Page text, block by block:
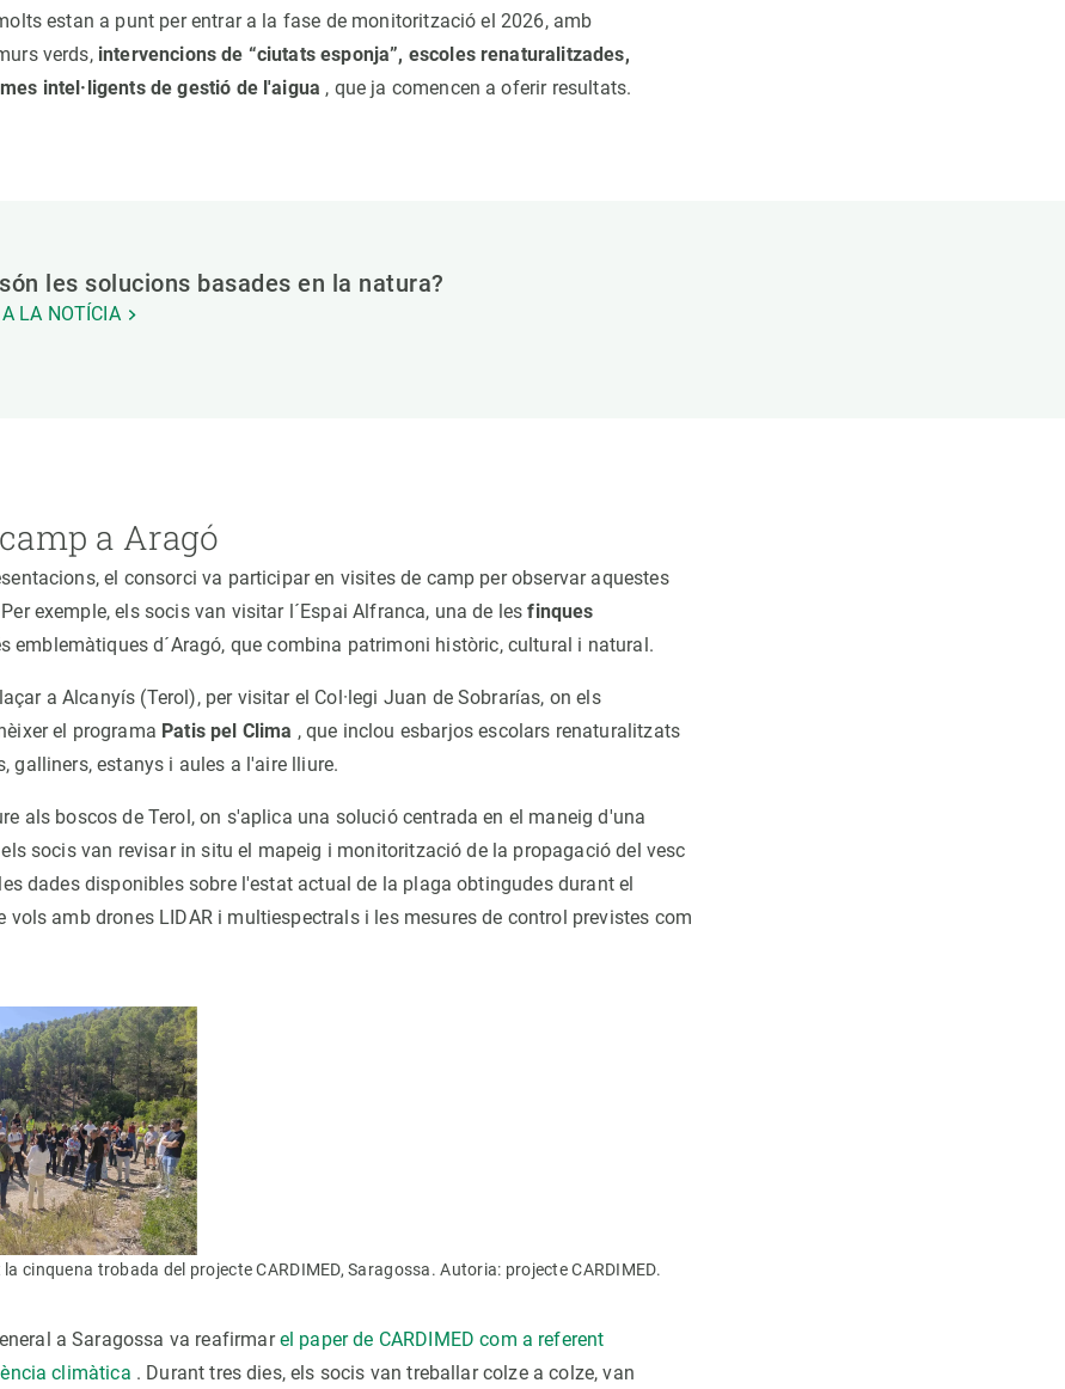
estan a punt per entrar a la fase de monitorització el 2026, amb
verds, intervencions de “ciutats esponja”, escoles renaturalitzades,
intel·ligents de gestió de l'aigua , que ja comencen a oferir resultats.
les solucions basades en la natura?
LA NOTÍCIA
a Aragó
el consorci va participar en visites de camp per observar aquestes
exemple, els socis van visitar l´Espai Alfranca, una de lesfinques
emblemàtiques d´Aragó, que combina patrimoni històric, cultural i natural.
a Alcanyís (Terol), per visitar el Col·legi Juan de Sobrarías, on els
el programa Patis pel Clima , que inclou esbarjos escolars renaturalitzats
galliners, estanys i aules a l'aire lliure.
als boscos de Terol, on s'aplica una solució centrada en el maneig d'una
socis van revisar in situ el mapeig i monitorització de la propagació del vesc
dades disponibles sobre l'estat actual de la plaga obtingudes durant el
vols amb drones LIDAR i multiespectrals i les mesures de control previstes com
cinquena trobada del projecte CARDIMED, Saragossa. Autoria: projecte CARDIMED.
a Saragossa va reafirmarel paper de CARDIMED com a referent
climàtica . Durant tres dies, els socis van treballar colze a colze, van